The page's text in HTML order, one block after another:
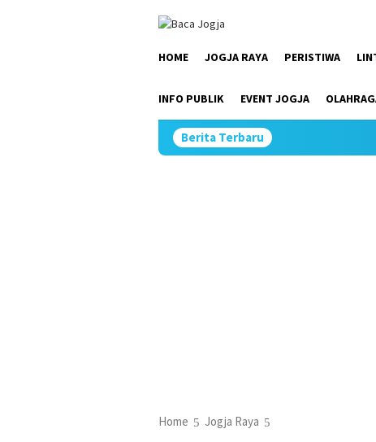
HOME JOGJA RAYA PERISTIWA
INFO PUBLIK EVENT JOGJA
Berita Terbaru
Home Jogja Raya